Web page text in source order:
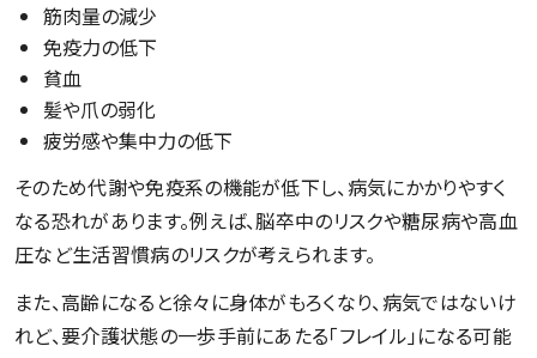
筋肉量の減少
免疫力の低下
貧血
髪や爪の弱化
疲労感や集中力の低下
そのため代謝や免疫系の機能が低下し、病気にかかりやすく
なる恐れがあります。例えば、脳卒中のリスクや糖尿病や高血
圧など生活習慣病のリスクが考えられます。
また、高齢になると徐々に身体がもろくなり、病気ではないけ
れど、要介護状態の一歩手前にあたる「フレイル」になる可能